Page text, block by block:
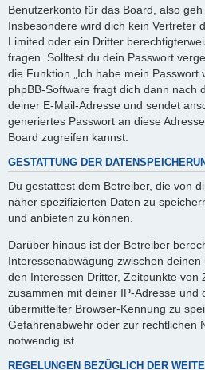
Benutzerkonto für das Board, also geh
Insbesondere wird dich kein Vertreter
Limited oder ein Dritter
fragen. Solltest du dein Passwort
die Funktion „Ich habe mein Passwort
phpBB-Software fragt dich dann nach
deiner E-Mail-Adresse und sendet
generiertes Passwort an diese
Board zugreifen kannst.
GESTATTUNG DER
Du gestattest dem Betreiber, die von
näher spezifizierten Daten zu
und anbieten zu können.
Darüber hinaus ist der Betreiber
Interessenabwägung zwischen
den Interessen Dritter, Zeitpunkte von
zusammen mit deiner IP-Adresse und
übermittelter Browser-Kennung zu
Gefahrenabwehr oder zur rechtlichen
notwendig ist.
REGELUNGEN BEZÜGLICH DER